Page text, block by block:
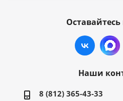
Оставайтесь
Наши
8 (812) 365-43-33